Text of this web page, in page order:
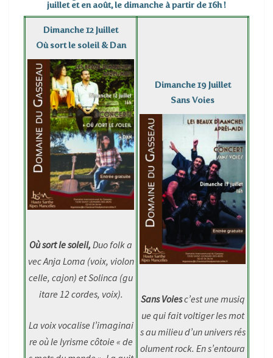
juillet et en août, le dimanche à partir de 16h !
Dimanche 12 Juillet
Où sort le soleil & Dan
Où sort le soleil, Duo folk a
vec Anja Loma (voix, violon
celle, cajon) et Solinca (gu
itare 12 cordes, voix).
La voix vocalise l’imaginai
re où le lyrisme côtoie « de
Dimanche 19 Juillet
Sans Voies
Sans Voiesc’est une musiq
ue qui fait voltiger les mot
s au milieu d’un univers rés
olument rock. En s’entoura